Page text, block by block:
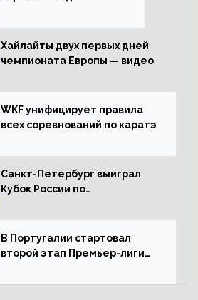
Хайлайты двух первых дней
чемпионата Европы — видео
WKF унифицирует правила
всех соревнований по каратэ
Санкт-Петербург выиграл
Кубок России по
В Португалии стартовал
второй этап Премьер-лиги